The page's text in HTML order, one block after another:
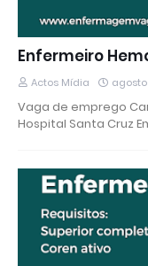
Enfermeiro
Actos Mídia
Vaga de emprego
Hospital Santa Cruz